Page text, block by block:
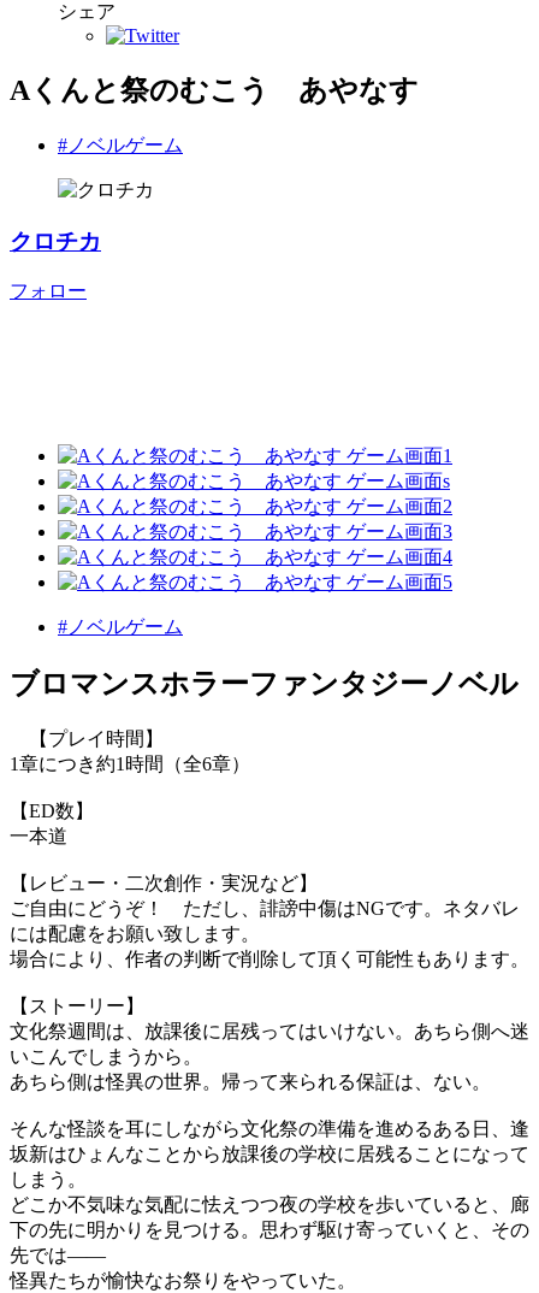
シェア
Aくんと祭のむこう あやなす
#ノベルゲーム
クロチカ
フォロー
#ノベルゲーム
ブロマンスホラーファンタジーノベル
【プレイ時間】
1章につき約1時間（全6章）
【ED数】
一本道
【レビュー・二次創作・実況など】
ご自由にどうぞ！ ただし、誹謗中傷はNGです。ネタバレ
には配慮をお願い致します。
場合により、作者の判断で削除して頂く可能性もあります。
【ストーリー】
文化祭週間は、放課後に居残ってはいけない。あちら側へ迷
いこんでしまうから。
あちら側は怪異の世界。帰って来られる保証は、ない。
そんな怪談を耳にしながら文化祭の準備を進めるある日、逢
坂新はひょんなことから放課後の学校に居残ることになって
しまう。
どこか不気味な気配に怯えつつ夜の学校を歩いていると、廊
下の先に明かりを見つける。思わず駆け寄っていくと、その
先では――
怪異たちが愉快なお祭りをやっていた。